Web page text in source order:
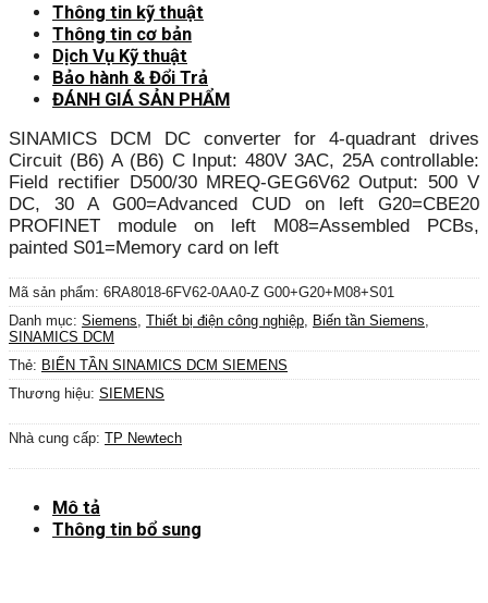
Thông tin kỹ thuật
Thông tin cơ bản
Dịch Vụ Kỹ thuật
Bảo hành & Đổi Trả
ĐÁNH GIÁ SẢN PHẨM
SINAMICS DCM DC converter for 4-quadrant drives
Circuit (B6) A (B6) C Input: 480V 3AC, 25A controllable:
Field rectifier D500/30 MREQ-GEG6V62 Output: 500 V
DC, 30 A G00=Advanced CUD on left G20=CBE20
PROFINET module on left M08=Assembled PCBs,
painted S01=Memory card on left
Mã sản phẩm: 6RA8018-6FV62-0AA0-Z G00+G20+M08+S01
Danh mục: Siemens Thiết bị điện công nghiệp Biến tần Siemens
SINAMICS DCM
Thẻ: BIẾN TẦN SINAMICS DCM SIEMENS
Thương hiệu: SIEMENS
Nhà cung cấp: TP Newtech
Mô tả
Thông tin bổ sung